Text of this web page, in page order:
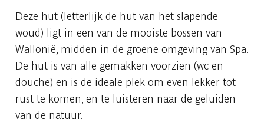
Deze hut (letterlijk de hut van het slapende
woud) ligt in een van de mooiste bossen van
Wallonië, midden in de groene omgeving van Spa.
De hut is van alle gemakken voorzien (wc en
douche) en is de ideale plek om even lekker tot
rust te komen, en te luisteren naar de geluiden
van de natuur.